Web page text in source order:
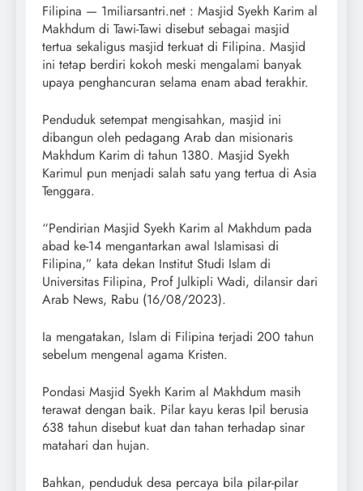
Filipina — 1miliarsantri.net : Masjid Syekh Karim al
Makhdum di Tawi-Tawi disebut sebagai masjid
tertua sekaligus masjid terkuat di Filipina. Masjid
ini tetap berdiri kokoh meski mengalami banyak
upaya penghancuran selama enam abad terakhir.
Penduduk setempat mengisahkan, masjid ini
dibangun oleh pedagang Arab dan misionaris
Makhdum Karim di tahun 1380. Masjid Syekh
Karimul pun menjadi salah satu yang tertua di Asia
Tenggara.
“Pendirian Masjid Syekh Karim al Makhdum pada
abad ke-14 mengantarkan awal Islamisasi di
Filipina,” kata dekan Institut Studi Islam di
Universitas Filipina, Prof Julkipli Wadi, dilansir dari
Arab News, Rabu (16/08/2023).
Ia mengatakan, Islam di Filipina terjadi 200 tahun
sebelum mengenal agama Kristen.
Pondasi Masjid Syekh Karim al Makhdum masih
terawat dengan baik. Pilar kayu keras Ipil berusia
638 tahun disebut kuat dan tahan terhadap sinar
matahari dan hujan.
Bahkan, penduduk desa percaya bila pilar-pilar